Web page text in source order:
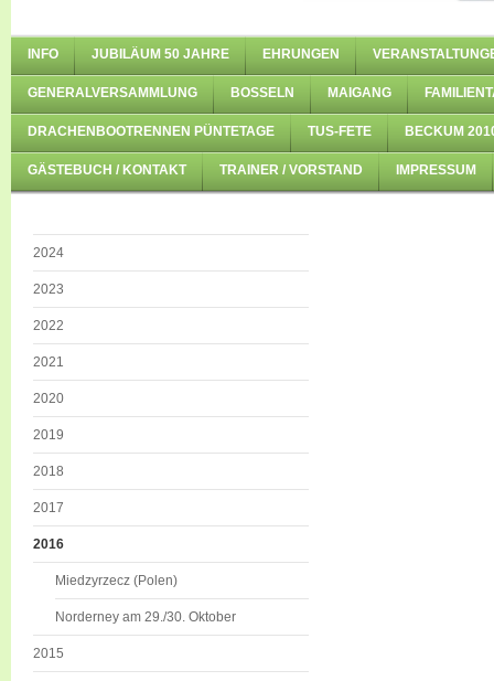
INFO JUBILÄUM 50 JAHRE EHRUNGEN
GENERALVERSAMMLUNG BOSSELN MAIGANG
DRACHENBOOTRENNEN PÜNTETAGE TUS-FETE BECKUM
GÄSTEBUCH / KONTAKT TRAINER / VORSTAND IMPRESSUM
2024
2023
2022
2021
2020
2019
2018
2017
2016
Miedzyrzecz (Polen)
Norderney am 29./30. Oktober
2015